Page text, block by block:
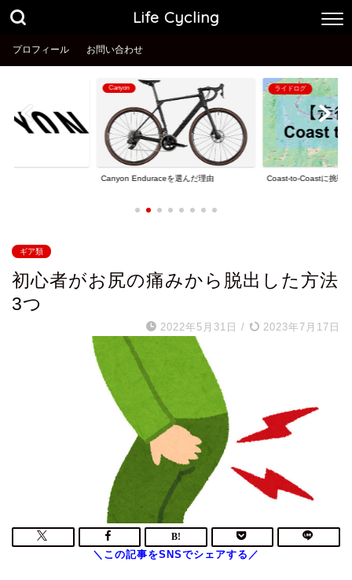
Life Cycling
プロフィール お問い合わせ
Canyon
Canyon Enduraceを選んだ理由
ライドログ
Coast-to-Coastに挑戦！
ギア類
初心者がお尻の痛みから脱出した方法
3つ
2022年5月31日 / 2023年7月17日